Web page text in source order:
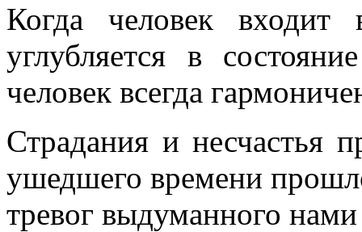
Когда человек
углубляется в
человек всегда
Страдания и несчастья
ушедшего времени
тревог выдуманного